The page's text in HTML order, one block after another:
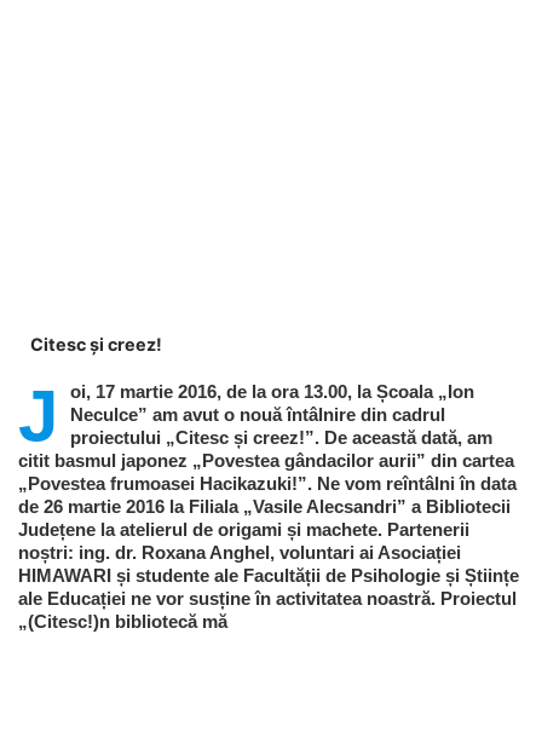
Citesc și creez!
J
oi, 17 martie 2016, de la ora 13.00, la Școala „Ion
Neculce” am avut o nouă întâlnire din cadrul
proiectului „Citesc și creez!”. De această dată, am
citit basmul japonez „Povestea gândacilor aurii” din cartea
„Povestea frumoasei Hacikazuki!”. Ne vom reîntâlni în data
de 26 martie 2016 la Filiala „Vasile Alecsandri” a Bibliotecii
Județene la atelierul de origami și machete. Partenerii
noștri: ing. dr. Roxana Anghel, voluntari ai Asociației
HIMAWARI și studente ale Facultății de Psihologie și Științe
ale Educației ne vor susține în activitatea noastră. Proiectul
„(Citesc!)n bibliotecă mă